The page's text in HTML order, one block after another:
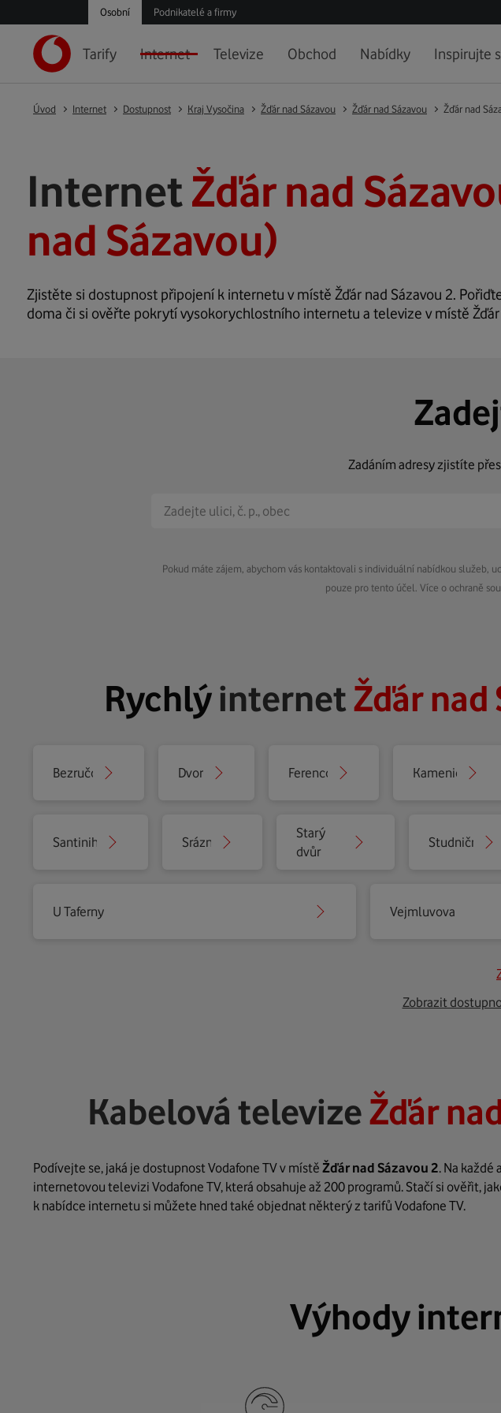
Osobní Podnikatelé a firmy
Tarify Internet Televize Obchod Nabídky Inspirujte
Úvod Internet Dostupnost Kraj Vysočina Žďár nad Sázavou Žďár nad Sázavou Žďár nad
InternetŽďár nad
nad Sázavou)
Zjistěte si dostupnost připojení k internetu v místě Žďár nad Sázavou 2.
doma či si ověřte pokrytí vysokorychlostního internetu a televize v místě Žďár
Zadáním adresy zjistíte
Pokud máte zájem, abychom vás kontaktovali s individuální nabídkou
pouze pro tento účel. Více o ochraně
RychlýinternetŽďár nad
Bezručova Dvorská Ferencova Kamenická
Santiniho Srázná
Starý
dvůr
Studniční
U Taferny Vejmluvova
Zobrazit
Kabelová televizeŽďár
Podívejte se, jaká je dostupnost Vodafone TV v místě Žďár nad Sázavou 2. Na každé
internetovou televizi Vodafone TV, která obsahuje až 200 programů. Stačí si ověřit,
k nabídce internetu si můžete hned také objednat některý z tarifů Vodafone TV.
Výhody